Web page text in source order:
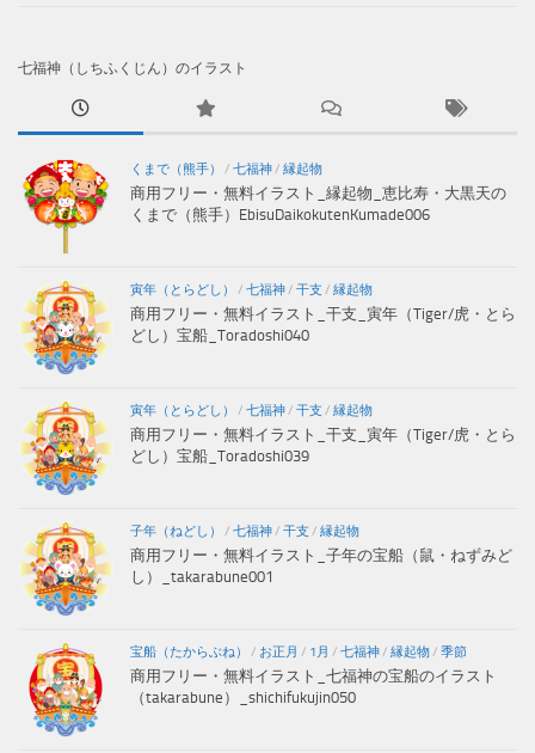
七福神（しちふくじん）のイラスト
くまで（熊手） / 七福神/ 縁起物
商用フリー・無料イラスト_縁起物_恵比寿・大黒天の
くまで（熊手）EbisuDaikokutenKumade006
寅年（とらどし） / 七福神/ 干支 / 縁起物
商用フリー・無料イラスト_干支_寅年（Tiger/虎・とら
どし）宝船_Toradoshi040
寅年（とらどし） / 七福神/ 干支 / 縁起物
商用フリー・無料イラスト_干支_寅年（Tiger/虎・とら
どし）宝船_Toradoshi039
子年（ねどし） / 七福神/ 干支 / 縁起物
商用フリー・無料イラスト_子年の宝船（鼠・ねずみど
し）_takarabune001
宝船（たからぶね） / お正月 / 1月 / 七福神/ 縁起物/ 季節
商用フリー・無料イラスト_七福神の宝船のイラスト
（takarabune）_shichifukujin050